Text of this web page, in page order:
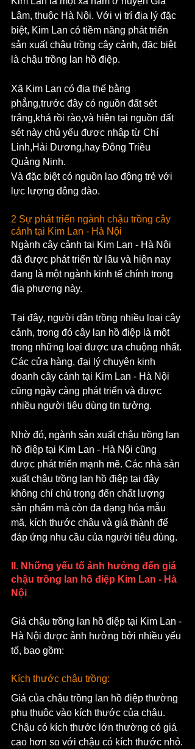
Lâm, thuộc Hà Nội. Với vị trí địa lý đặc
biệt, Kim Lan có tiềm năng phát triển
sản xuất chậu trồng cây cảnh, đặc biệt
là chậu trồng lan hồ điệp.
Xã Kim Lan có địa thế bằng
phẳng,trước đây có nguồn đất sét
trắng,khá rồi rào,và hiện tại nguồn đất
sét này chủ yếu được nhập từ Chí
Linh,Hải Dương,hay Đông Triều
Quảng Ninh.
Và đặc biệt có nguồn lao động trẻ với
lực lượng đông đào.
2 Sự phát triển ngành chậu trồng cây
cảnh tại Kim Lan - Hà Nội
Ngành cây cảnh tại Kim Lan - Hà Nội
đã được phát triển từ lâu và hiện nay
đang là một ngành kinh tế chính trong
địa phương này.
Tại đây, người dân trồng nhiều loại cây
cảnh, trong đó cây lan hồ điệp là một
trong những loại được ưa chuộng nhất.
Các cửa hàng, đại lý chuyên kinh
doanh cây cảnh tại Kim Lan - Hà Nội
cũng ngày càng phát triển và được
nhiều người tiêu dùng tin tưởng.
Nhờ đó, ngành sản xuất chậu trồng lan
hồ điệp tại Kim Lan - Hà Nội cũng
được phát triển mạnh mẽ. Các nhà sản
xuất chậu trồng lan hồ điệp tại đây
không chỉ chú trọng đến chất lượng
sản phẩm mà còn đa dạng hóa mẫu
mã, kích thước chậu và giá thành để
đáp ứng nhu cầu của người tiêu dùng.
II. Những yếu tố ảnh hưởng đến giá
chậu trồng lan hồ điệp Kim Lan - Hà
Nội
Giá chậu trồng lan hồ điệp tại Kim Lan -
Hà Nội được ảnh hưởng bởi nhiều yếu
tố, bao gồm:
Kích thước chậu trồng:
Giá của chậu trồng lan hồ điệp thường
phụ thuộc vào kích thước của chậu.
Chậu có kích thước lớn thường có giá
cao hơn so với chậu có kích thước nhỏ.